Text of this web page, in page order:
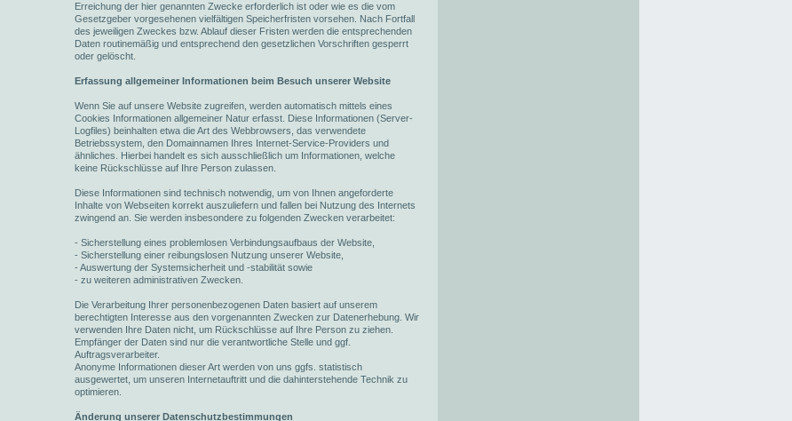
Erreichung der hier genannten Zwecke erforderlich ist oder wie es die vom
Gesetzgeber vorgesehenen vielfältigen Speicherfristen vorsehen. Nach Fortfall
des jeweiligen Zweckes bzw. Ablauf dieser Fristen werden die entsprechenden
Daten routinemäßig und entsprechend den gesetzlichen Vorschriften gesperrt
oder gelöscht.
Erfassung allgemeiner Informationen beim Besuch unserer Website
Wenn Sie auf unsere Website zugreifen, werden automatisch mittels eines
Cookies Informationen allgemeiner Natur erfasst. Diese Informationen (Server-
Logfiles) beinhalten etwa die Art des Webbrowsers, das verwendete
Betriebssystem, den Domainnamen Ihres Internet-Service-Providers und
ähnliches. Hierbei handelt es sich ausschließlich um Informationen, welche
keine Rückschlüsse auf Ihre Person zulassen.
Diese Informationen sind technisch notwendig, um von Ihnen angeforderte
Inhalte von Webseiten korrekt auszuliefern und fallen bei Nutzung des Internets
zwingend an. Sie werden insbesondere zu folgenden Zwecken verarbeitet:
- Sicherstellung eines problemlosen Verbindungsaufbaus der Website,
- Sicherstellung einer reibungslosen Nutzung unserer Website,
- Auswertung der Systemsicherheit und -stabilität sowie
- zu weiteren administrativen Zwecken.
Die Verarbeitung Ihrer personenbezogenen Daten basiert auf unserem
berechtigten Interesse aus den vorgenannten Zwecken zur Datenerhebung. Wir
verwenden Ihre Daten nicht, um Rückschlüsse auf Ihre Person zu ziehen.
Empfänger der Daten sind nur die verantwortliche Stelle und ggf.
Auftragsverarbeiter.
Anonyme Informationen dieser Art werden von uns ggfs. statistisch
ausgewertet, um unseren Internetauftritt und die dahinterstehende Technik zu
optimieren.
Änderung unserer Datenschutzbestimmungen